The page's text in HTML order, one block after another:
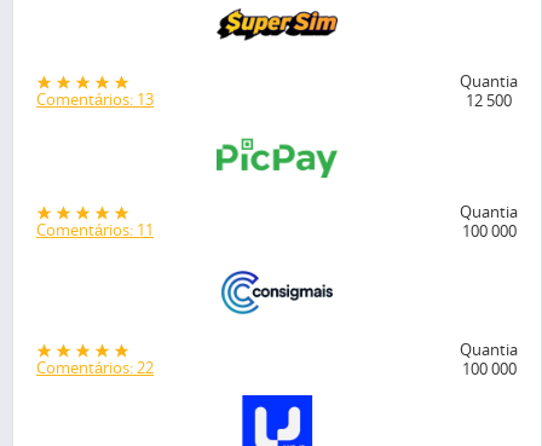
Comentários: 13
Quantia
12 500
Comentários: 11
Quantia
100 000
Comentários: 22
Quantia
100 000